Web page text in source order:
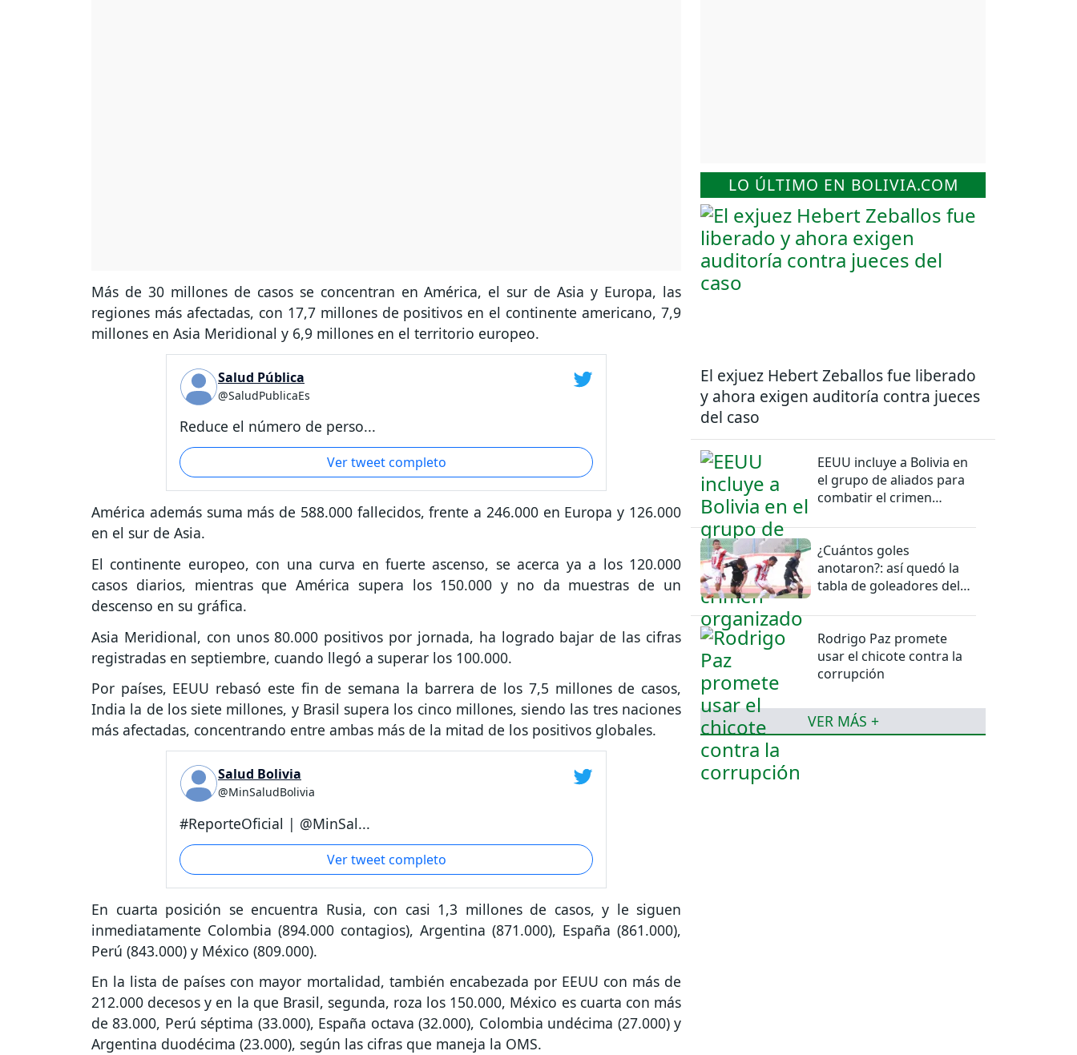
Más de 30 millones de casos se concentran en América, el sur de Asia y Europa, las
regiones más afectadas, con 17,7 millones de positivos en el continente americano, 7,9
millones en Asia Meridional y 6,9 millones en el territorio europeo.
Salud Pública
@SaludPublicaEs
Reduce el número de perso...
Ver tweet completo
América además suma más de 588.000 fallecidos, frente a 246.000 en Europa y 126.000
en el sur de Asia.
El continente europeo, con una curva en fuerte ascenso, se acerca ya a los 120.000
casos diarios, mientras que América supera los 150.000 y no da muestras de un
descenso en su gráfica.
Asia Meridional, con unos 80.000 positivos por jornada, ha logrado bajar de las cifras
registradas en septiembre, cuando llegó a superar los 100.000.
Por países, EEUU rebasó este fin de semana la barrera de los 7,5 millones de casos,
India la de los siete millones, y Brasil supera los cinco millones, siendo las tres naciones
más afectadas, concentrando entre ambas más de la mitad de los positivos globales.
Salud Bolivia
@MinSaludBolivia
#ReporteOficial | @MinSal...
Ver tweet completo
En cuarta posición se encuentra Rusia, con casi 1,3 millones de casos, y le siguen
inmediatamente Colombia (894.000 contagios), Argentina (871.000), España (861.000),
Perú (843.000) y México (809.000).
En la lista de países con mayor mortalidad, también encabezada por EEUU con más de
212.000 decesos y en la que Brasil, segunda, roza los 150.000, México es cuarta con más
de 83.000, Perú séptima (33.000), España octava (32.000), Colombia undécima (27.000) y
Argentina duodécima (23.000), según las cifras que maneja la OMS.
LO ÚLTIMO EN BOLIVIA.COM
El exjuez Hebert Zeballos fue liberado
y ahora exigen auditoría contra jueces
del caso
EEUU incluye a Bolivia en
el grupo de aliados para
combatir el crimen
¿Cuántos goles
anotaron?: así quedó la
tabla de goleadores del
Rodrigo Paz promete
usar el chicote contra la
corrupción
VER MÁS +